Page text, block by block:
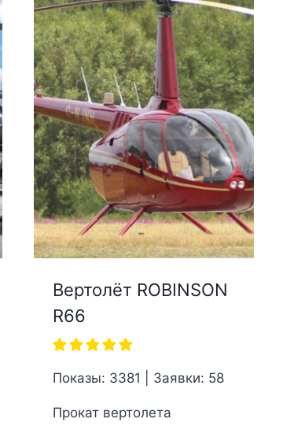
Вертолёт ROBINSON
R66
Показы: 3381 | Заявки: 58
Прокат вертолета